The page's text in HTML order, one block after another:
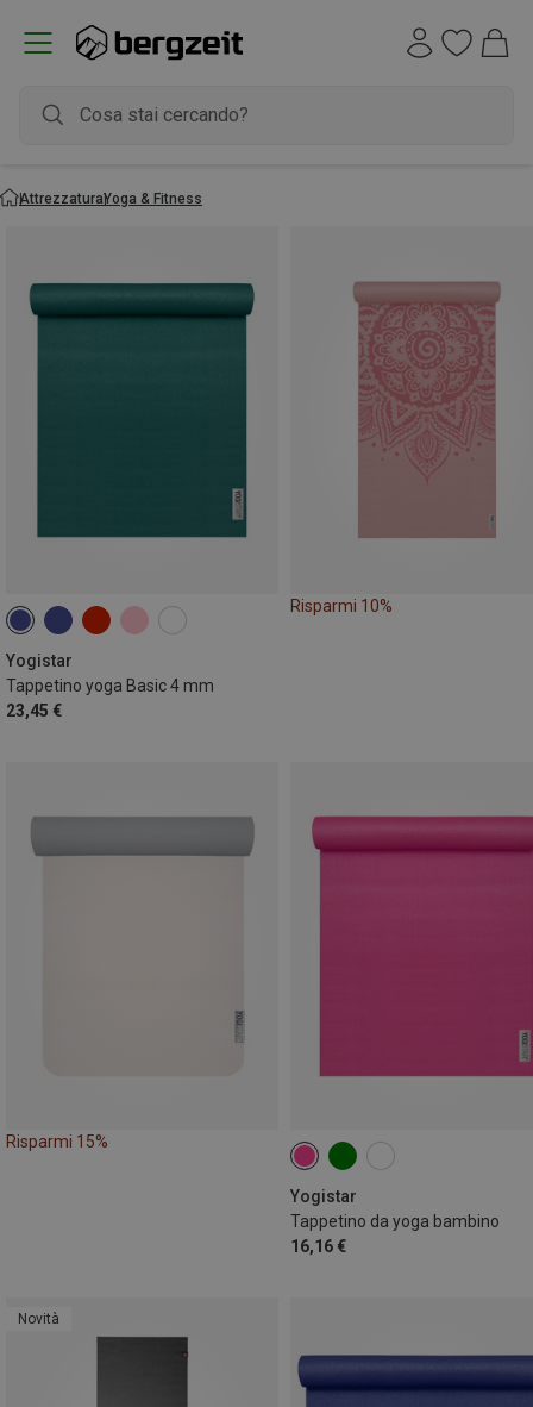
AttrezzaturaYoga & Fitness
Yogistar
Tappetino yoga Basic 4 mm
23,45 €
Risparmi 10%
Risparmi 15%
Yogistar
Tappetino da yoga bambino
16,16 €
Novità